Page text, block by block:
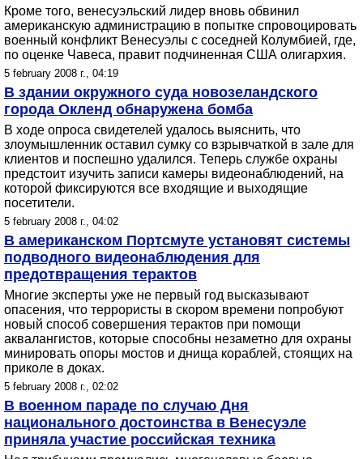
Кроме того, венесуэльский лидер вновь обвинил
американскую администрацию в попытке спровоцировать
военный конфликт Венесуэлы с соседней Колумбией, где,
по оценке Чавеса, правит подчиненная США олигархия.
5 february 2008 г., 04:19
В здании окружного суда новозеландского
города Окленд обнаружена бомба
В ходе опроса свидетелей удалось выяснить, что
злоумышленник оставил сумку со взрывчаткой в зале для
клиентов и поспешно удалился. Теперь службе охраны
предстоит изучить записи камеры видеонаблюдений, на
которой фиксируются все входящие и выходящие
посетители.
5 february 2008 г., 04:02
В американском Портсмуте установят системы
подводного видеонаблюдения для
предотвращения терактов
Многие эксперты уже не первый год высказывают
опасения, что террористы в скором времени попробуют
новый способ совершения терактов при помощи
аквалангистов, которые способны незаметно для охраны
минировать опоры мостов и днища кораблей, стоящих на
приколе в доках.
5 february 2008 г., 02:02
В военном параде по случаю Дня
национального достоинства в Венесуэле
приняла участие российская техника